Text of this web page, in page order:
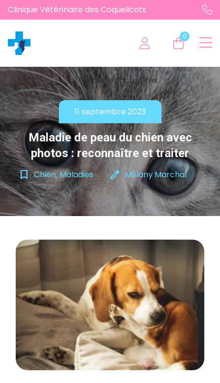
Clinique Vétérinaire des Coquelicots
0
chevron_left Toutes les actualités
11 septembre 2023
Maladie de peau du chien avec
photos : reconnaître et traiter
bookmark_border Chien, Maladies edit Mélany Marchal